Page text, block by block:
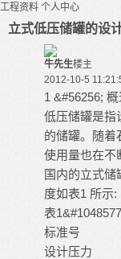
工程资料 个人中心
立式低压储罐的设
牛先生楼主
2012-10-5
1 &#56256; 概
低压储罐是指
的储罐。随着
使用量也在不
国内的立式储
度如表1 所示:
表
标准号
设计压力